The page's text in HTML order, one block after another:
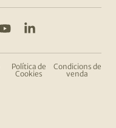
Política de
Cookies
Condicions de
venda